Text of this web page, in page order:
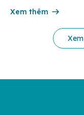
hiện đại giúp […]
Xem thêm